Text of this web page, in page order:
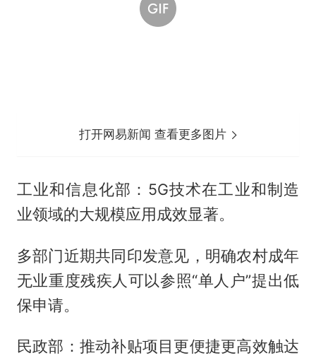
打开网易新闻 查看更多图片
工业和信息化部：5G技术在工业和制造
业领域的大规模应用成效显著。
多部门近期共同印发意见，明确农村成年
无业重度残疾人可以参照“单人户”提出低
保申请。
民政部：推动补贴项目更便捷更高效触达